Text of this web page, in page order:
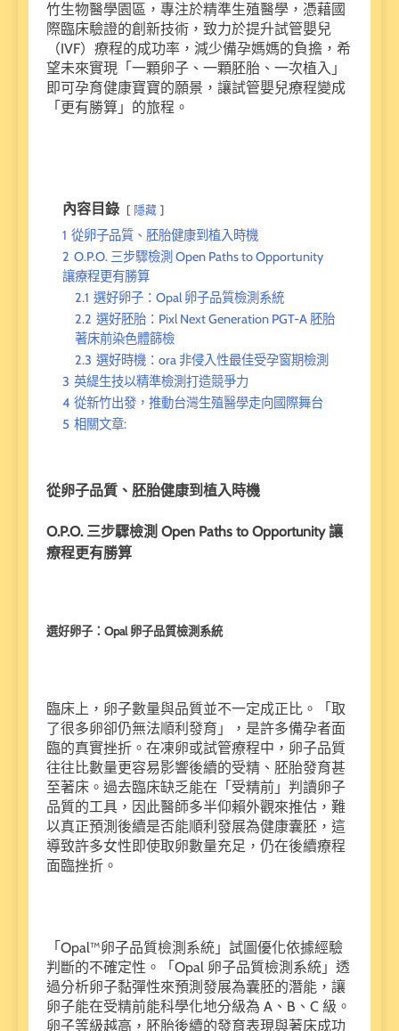
竹生物醫學園區，專注於精準生殖醫學，憑藉國
際臨床驗證的創新技術，致力於提升試管嬰兒
（IVF）療程的成功率，減少備孕媽媽的負擔，希
望未來實現「一顆卵子、一顆胚胎、一次植入」
即可孕育健康寶寶的願景，讓試管嬰兒療程變成
「更有勝算」的旅程。
內容目錄 隱藏
1 從卵子品質、胚胎健康到植入時機
2 O.P.O. 三步驟檢測 Open Paths to Opportunity
讓療程更有勝算
2.1 選好卵子：Opal 卵子品質檢測系統
2.2 選好胚胎：⁠Pixl Next Generation PGT-A 胚胎
著床前染色體篩檢
2.3 選好時機：ora 非侵入性最佳受孕窗期檢測
3 英緹生技以精準檢測打造競爭力
4 從新竹出發，推動台灣生殖醫學走向國際舞台
5 相關文章:
從卵子品質、胚胎健康到植入時機
O.P.O. 三步驟檢測 Open Paths to Opportunity 讓
療程更有勝算
選好卵子：Opal 卵子品質檢測系統
臨床上，卵子數量與品質並不一定成正比。「取
了很多卵卻仍無法順利發育」，是許多備孕者面
臨的真實挫折。在凍卵或試管療程中，卵子品質
往往比數量更容易影響後續的受精、胚胎發育甚
至著床。過去臨床缺乏能在「受精前」判讀卵子
品質的工具，因此醫師多半仰賴外觀來推估，難
以真正預測後續是否能順利發展為健康囊胚，這
導致許多女性即使取卵數量充足，仍在後續療程
面臨挫折。
「Opal™卵子品質檢測系統」試圖優化依據經驗
判斷的不確定性。「Opal 卵子品質檢測系統」透
過分析卵子黏彈性來預測發展為囊胚的潛能，讓
卵子能在受精前能科學化地分級為 A、B、C 級。
卵子等級越高，胚胎後續的發育表現與著床成功